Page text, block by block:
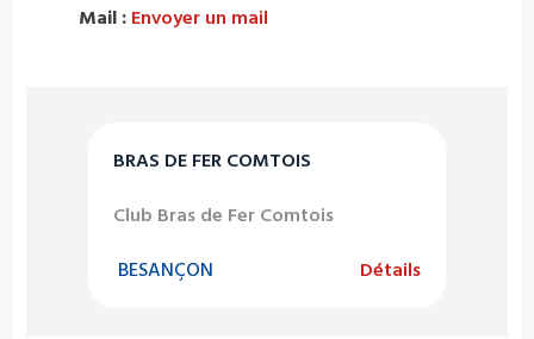
BRAS DE FER COMTOIS
Club Bras de Fer Comtois
BESANÇON Détails
Mail : Envoyer un mail